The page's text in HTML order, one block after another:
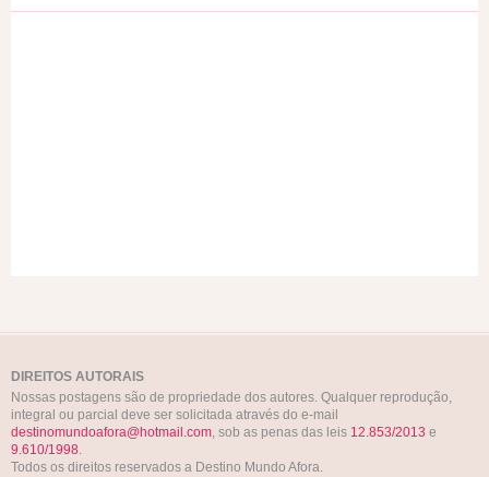
DIREITOS AUTORAIS
Nossas postagens são de propriedade dos autores. Qualquer reprodução,
integral ou parcial deve ser solicitada através do e-mail
destinomundoafora@hotmail.com, sob as penas das leis 12.853/2013 e
9.610/1998.
Todos os direitos reservados a Destino Mundo Afora.